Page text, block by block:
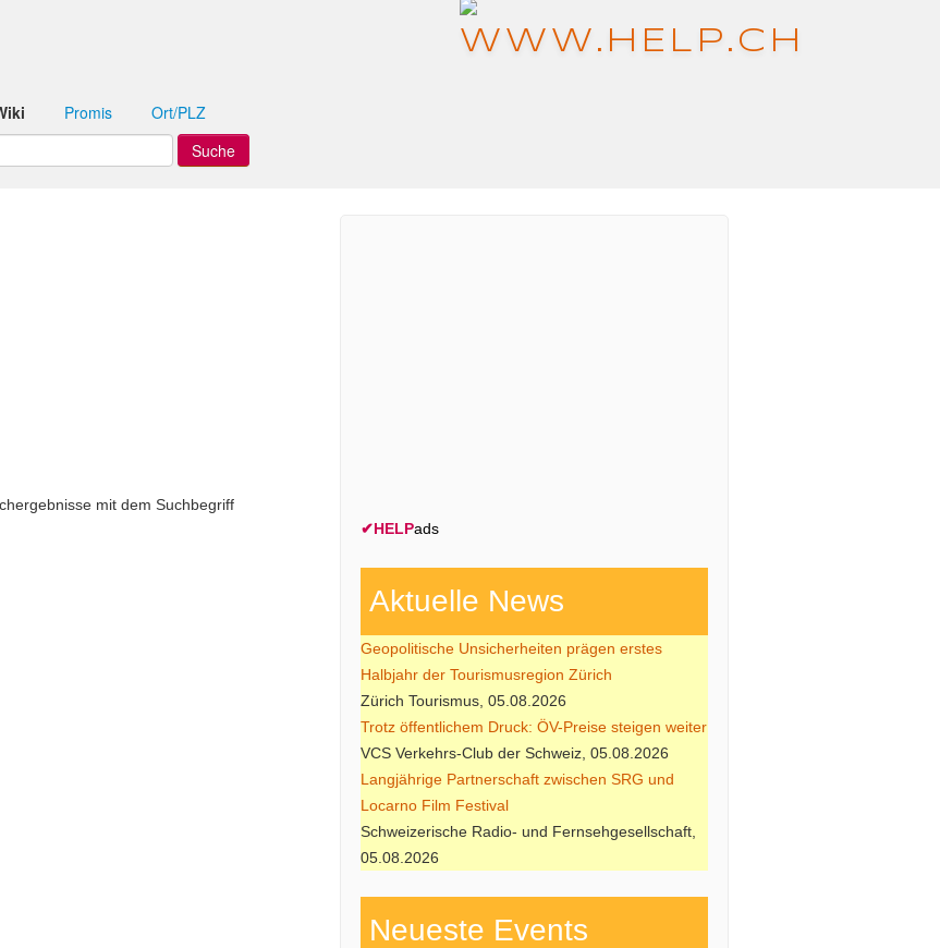
Promis Ort/PLZ
mit dem Suchbegriff
✔HELPads
Aktuelle News
Geopolitische Unsicherheiten prägen erstes
Halbjahr der Tourismusregion Zürich
Zürich Tourismus, 05.08.2026
Trotz öffentlichem Druck: ÖV-Preise steigen weiter
VCS Verkehrs-Club der Schweiz, 05.08.2026
Langjährige Partnerschaft zwischen SRG und
Locarno Film Festival
Schweizerische Radio- und Fernsehgesellschaft,
05.08.2026
Neueste Events